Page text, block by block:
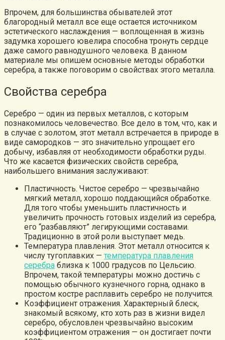
Впрочем, для большинства обывателей этот
благородный металл все еще остается источником
эстетического наслаждения — воплощенная в жизнь
задумка хорошего ювелира способна тронуть сердце
даже самого равнодушного человека. В данном
материале мы опишем основные методы обработки
серебра, а также поговорим о свойствах этого металла.
Свойства серебра
Серебро — один из первых металлов, с которым
познакомилось человечество. Все дело в том, что, как и
в случае с золотом, этот металл встречается в природе в
виде самородков — это значительно упрощает его
добычу, избавляя от необходимости обработки руды.
Что же касается физических свойств серебра,
наибольшего внимания заслуживают:
Пластичность. Чистое серебро — чрезвычайно
мягкий металл, хорошо поддающийся обработке.
Для того чтобы уменьшить пластичность и
увеличить прочность готовых изделий из серебра,
его “разбавляют” легирующими составами.
Традиционно в этой роли выступает медь.
Температура плавления. Этот металл относится к
числу тугоплавких — температура плавления
серебра близка к 1000 градусов по Цельсию.
Впрочем, такой температуры можно достичь с
помощью обычного кузнечного горна, однако в
простом костре расплавить серебро не получится.
Коэффициент отражения. Характерный блеск,
знакомый всякому, кто хоть раз в жизни видел
серебро, обусловлен чрезвычайно высоким
коэффициентом отражения — он достигает почти